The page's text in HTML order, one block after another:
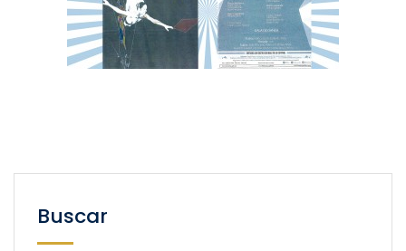
Buscar